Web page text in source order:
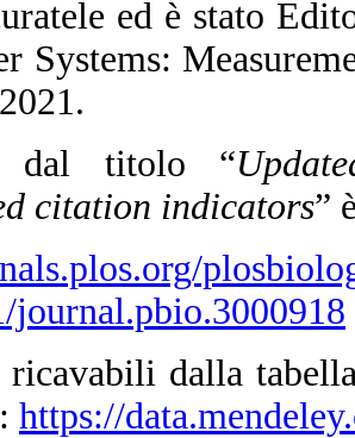
ed è stato
Systems:
dal titolo “
citation indicators”
journal.pbio.3000918
dalla
https://